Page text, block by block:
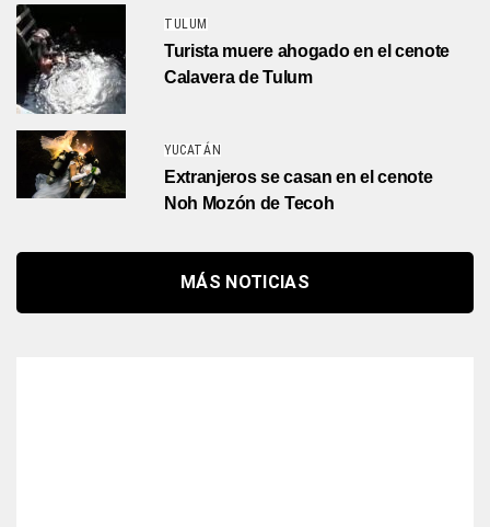
TULUM
Turista muere ahogado en el cenote
Calavera de Tulum
YUCATÁN
Extranjeros se casan en el cenote
Noh Mozón de Tecoh
MÁS NOTICIAS